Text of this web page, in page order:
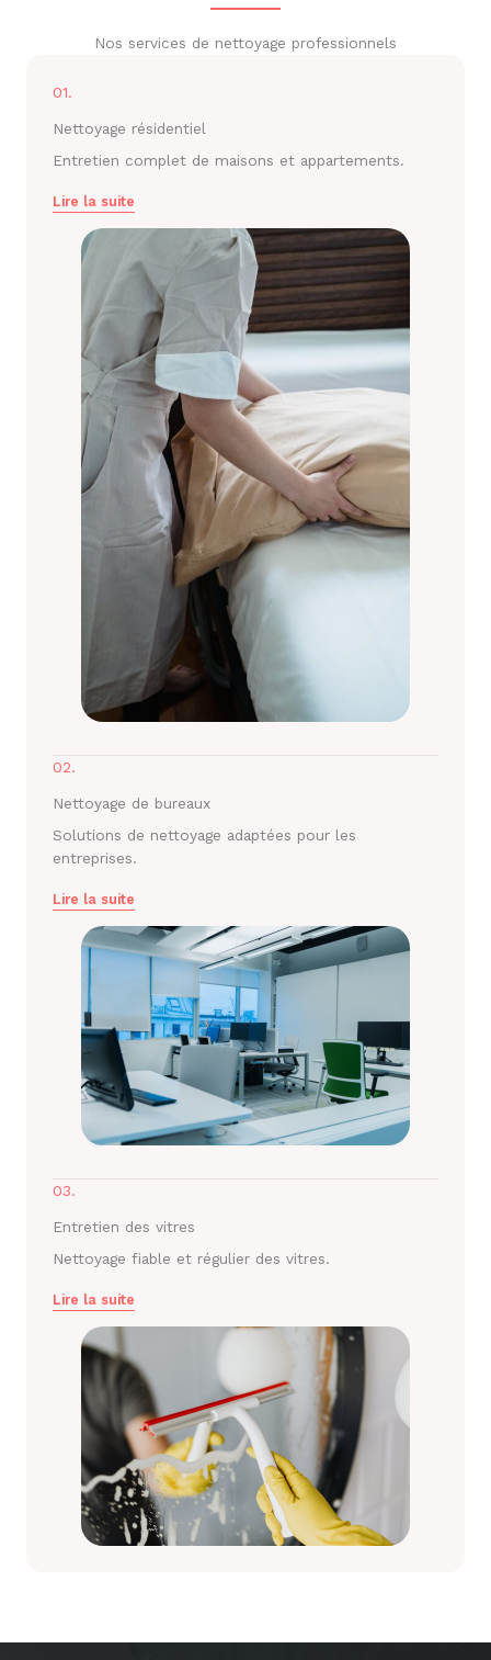
Nos services de nettoyage professionnels
01.
Nettoyage résidentiel
Entretien complet de maisons et appartements.
Lire la suite
02.
Nettoyage de bureaux
Solutions de nettoyage adaptées pour les
entreprises.
Lire la suite
03.
Entretien des vitres
Nettoyage fiable et régulier des vitres.
Lire la suite